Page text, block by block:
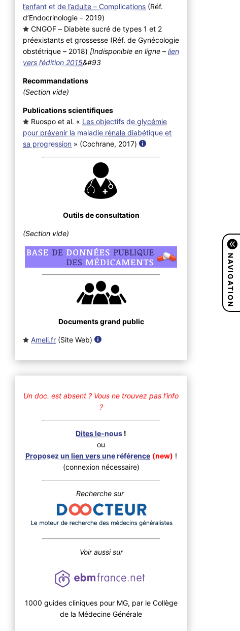
l’enfant et de l’adulte – Complications (Réf.
d’Endocrinologie – 2019)
CNGOF – Diabète sucré de types 1 et 2
préexistants et grossesse (Réf. de Gynécologie
obstétrique – 2018) [Indisponible en ligne –lien
vers l’édition 2015&#93
Recommandations
(Section vide)
Publications scientifiques
Ruospo et al. « Les objectifs de glycémie
pour prévenir la maladie rénale diabétique et
sa progression » (Cochrane, 2017)
Outils de consultation
(Section vide)
Documents grand public
Ameli.fr (Site Web)
Un doc. est absent ? Vous ne trouvez pas l’info
?
Dites le-nous !
ou
Proposez un lien vers une référence (new) !
(connexion nécessaire)
Recherche sur
Voir aussi sur
1000 guides cliniques pour MG, par le Collège
de la Médecine Générale
NAVIGATION